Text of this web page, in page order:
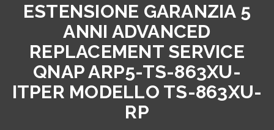
ESTENSIONE GARANZIA 5
ANNI ADVANCED
REPLACEMENT SERVICE
QNAP ARP5-TS-863XU-
ITPER MODELLO TS-863XU-
RP